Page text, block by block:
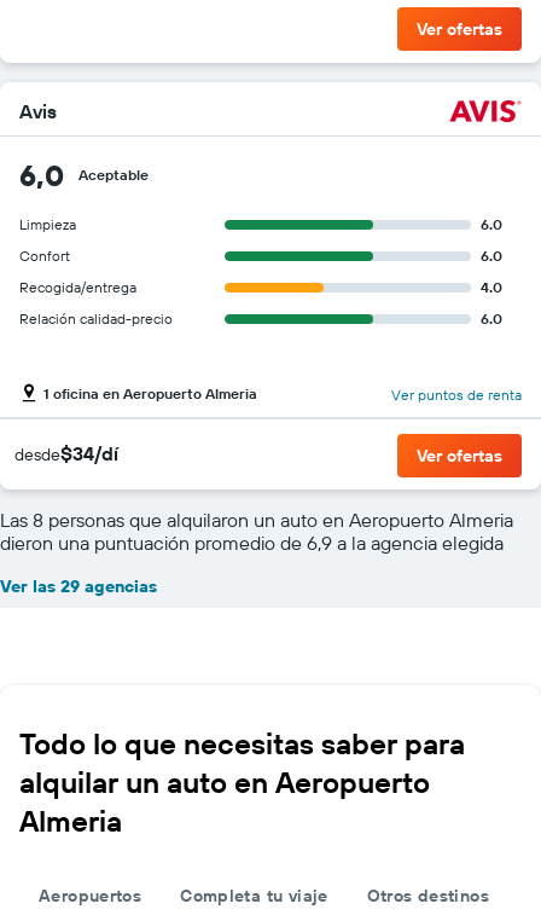
Ver ofertas
Avis
6,0 Aceptable
Limpieza
6.0
Confort
6.0
Recogida/entrega
4.0
Relación calidad-precio
6.0
1 oficina en Aeropuerto Almeria Ver puntos de renta
desde$34/dí Ver ofertas
Las 8 personas que alquilaron un auto en Aeropuerto Almeria
dieron una puntuación promedio de 6,9 a la agencia elegida
Ver las 29 agencias
Todo lo que necesitas saber para
alquilar un auto en Aeropuerto
Almeria
Aeropuertos Completa tu viaje Otros destinos